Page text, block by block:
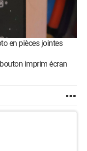
en pièces jointes
imprim écran